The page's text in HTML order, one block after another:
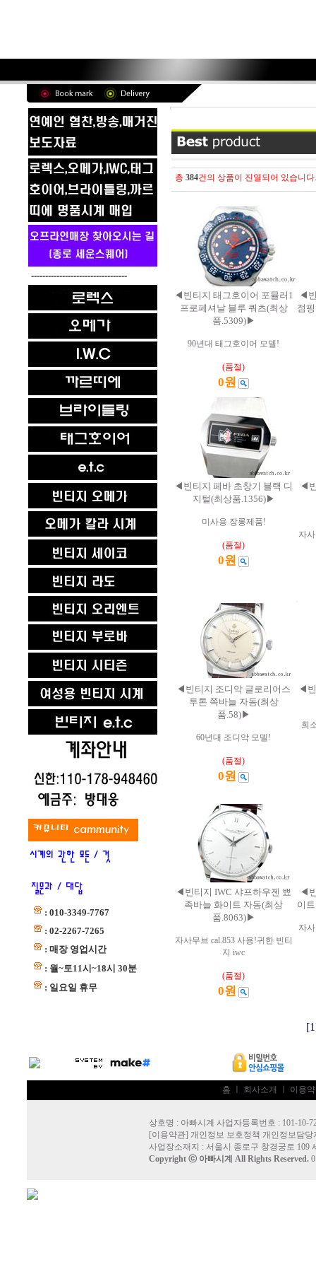
----------------------------------
: 010-3349-7767
: 02-2267-7265
: 매장 영업시간
: 월~토11시~18시 30분
: 일요일 휴무
총 384건의 상품이 진열되어 있습니다.
◀빈티지 태그호이어 포뮬러1
프로페셔날 블루 쿼츠(최상
품.5309)▶
90년대 태그호이어 모델!
(품절)
0원
◀
점
◀빈티지 페바 초창기 블랙 디
지털(최상품.1356)▶
미사용 장롱제품!
(품절)
0원
◀
자
◀빈티지 조디악 글로리어스
투톤 쪽바늘 자동(최상
품.58)▶
60년대 조디악 모델!
(품절)
0원
◀빈
희
◀빈티지 IWC 샤프하우젠 뾰
족바늘 화이트 자동(최상
품.8063)▶
자사무브 cal.853 사용!귀한 빈티
지 iwc
(품절)
0원
◀
이
자
홈 회사소개 이용
상호명 : 아빠시계 사업자등록번호 : 101-10-
[이용약관] 개인정보 보호정책 개인정보담
사업장소재지 : 서울시 종로구 창경궁로 109
Copyright ⓒ 아빠시계 All Rights Reserved.